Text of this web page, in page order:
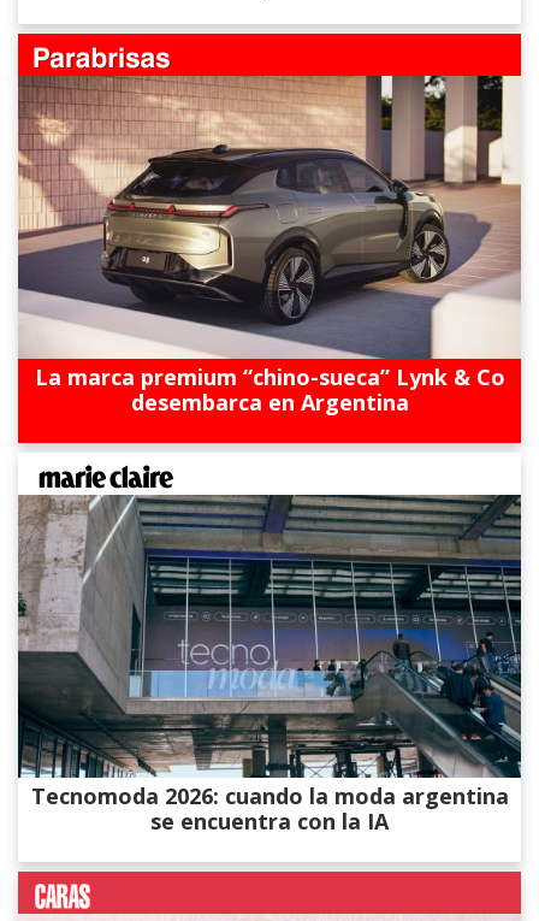
La marca premium “chino-sueca” Lynk & Co
desembarca en Argentina
Tecnomoda 2026: cuando la moda argentina
se encuentra con la IA